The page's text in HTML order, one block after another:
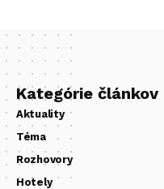
Kategórie článkov
Aktuality
Téma
Rozhovory
Hotely